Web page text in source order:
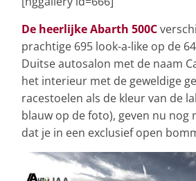
De heerlijke Abarth 500C
prachtige 695 look-a-like op de
Duitse autosalon met de naam
het interieur met de geweldige
racestoelen als de kleur van de
blauw op de foto), geven nu nog
dat je in een exclusief open